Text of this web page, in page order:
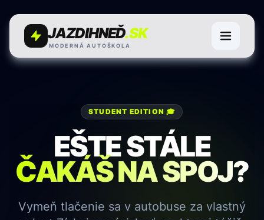
JAZDIHNEĎ.SK
MODERNÁ AUTOŠKOLA
STUDENT EDITION 🎓
EŠTE STÁLE
ČAKÁŠ NA SPOJ?
Vymeň tlačenie sa v autobuse za vlastný